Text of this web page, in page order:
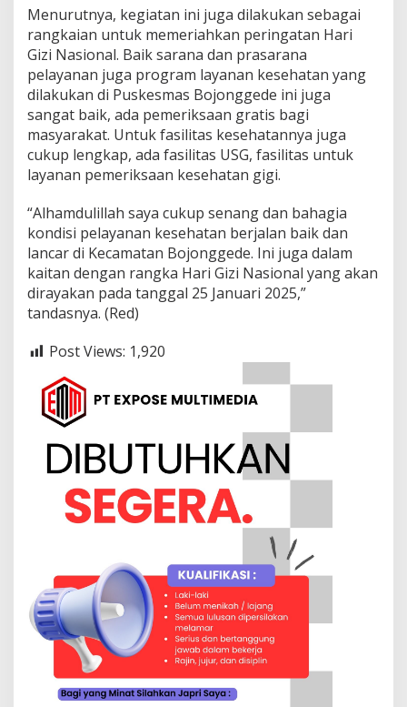
e
d
e
U
n
t
u
k
P
a
s
i
k
a
n
P
e
n
s
e
h
a
t
B
e
r
j
a
l
a
n
B
Menurutnya, kegiatan ini juga dilakukan sebagai
rangkaian untuk memeriahkan peringatan Hari
Gizi Nasional. Baik sarana dan prasarana
pelayanan juga program layanan kesehatan yang
dilakukan di Puskesmas Bojonggede ini juga
sangat baik, ada pemeriksaan gratis bagi
masyarakat. Untuk fasilitas kesehatannya juga
cukup lengkap, ada fasilitas USG, fasilitas untuk
layanan pemeriksaan kesehatan gigi.
“Alhamdulillah saya cukup senang dan bahagia
kondisi pelayanan kesehatan berjalan baik dan
lancar di Kecamatan Bojonggede. Ini juga dalam
kaitan dengan rangka Hari Gizi Nasional yang akan
dirayakan pada tanggal 25 Januari 2025,”
tandasnya. (Red)
Post Views: 1,920